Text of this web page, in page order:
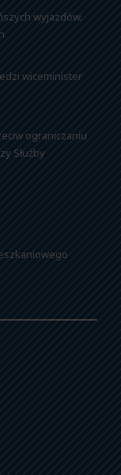
wyjazdów.
wiceminister
ograniczaniu
Służby